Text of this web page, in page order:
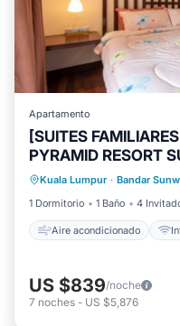
Apartamento
[SUITES
PYRAMID RESORT
Kuala Lumpur · Bandar
1 Dormitorio
1 Baño 4
Aire acondicionado
Aire
Transporte/
Seguridad/
US $839/noche
7 noches - US $5,876